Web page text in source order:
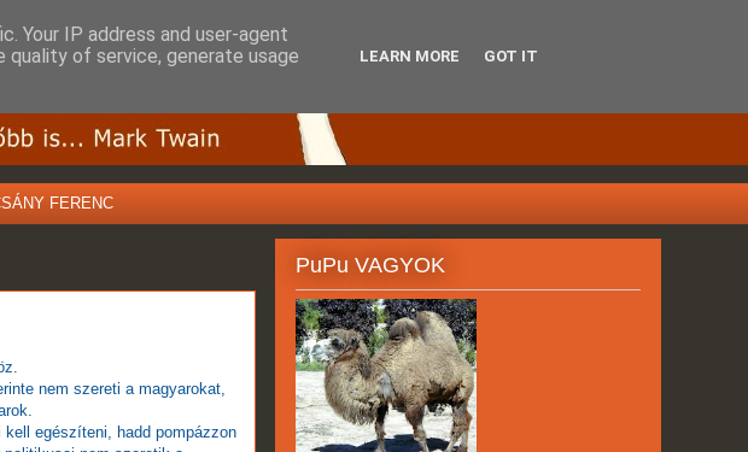
FERENC
nem szereti a magyarokat,
egészíteni, hadd pompázzon
PuPu VAGYOK
Your IP address and user-agent
quality of service, generate usage
LEARN MORE GOT IT